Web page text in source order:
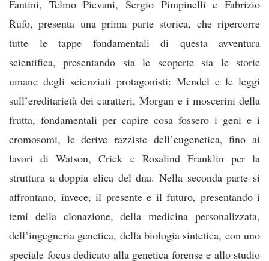
Fantini, Telmo Pievani, Sergio Pimpinelli e Fabrizio
Rufo, presenta una prima parte storica, che ripercorre
tutte le tappe fondamentali di questa avventura
scientifica, presentando sia le scoperte sia le storie
umane degli scienziati protagonisti: Mendel e le leggi
sull’ereditarietà dei caratteri, Morgan e i moscerini della
frutta, fondamentali per capire cosa fossero i geni e i
cromosomi, le derive razziste dell’eugenetica, fino ai
lavori di Watson, Crick e Rosalind Franklin per la
struttura a doppia elica del dna. Nella seconda parte si
affrontano, invece, il presente e il futuro, presentando i
temi della clonazione, della medicina personalizzata,
dell’ingegneria genetica, della biologia sintetica, con uno
speciale focus dedicato alla genetica forense e allo studio